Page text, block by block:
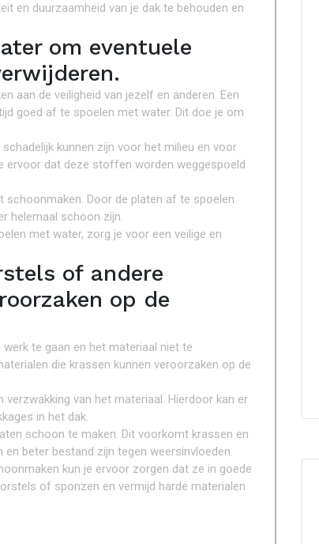
en duurzaamheid van je dak te behouden en
om eventuele
aan de veiligheid van jezelf en anderen. Een
goed af te spoelen met water. Dit doe je om
kunnen zijn voor het milieu en voor
ervoor dat deze stoffen worden weggespoeld
schoonmaken. Door de platen af te spoelen
helemaal schoon zijn.
met water, zorg je voor een veilige en
of andere
op de
te gaan en het materiaal niet te
die krassen kunnen veroorzaken op de
van het materiaal. Hierdoor kan er
in het dak.
schoon te maken. Dit voorkomt krassen en
beter bestand zijn tegen weersinvloeden.
kun je ervoor zorgen dat ze in goede
of sponzen en vermijd harde materialen